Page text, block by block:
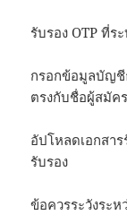
รับรอง OTP ที่ร
กรอกข้อมูลบัญ
ตรงกับชื่อผู้สมัคร
อัปโหลดเอกสา
รับรอง
ข้อควรระวังระห